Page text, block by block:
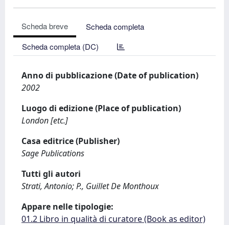
Scheda breve
Scheda completa
Scheda completa (DC)
Anno di pubblicazione (Date of publication)
2002
Luogo di edizione (Place of publication)
London [etc.]
Casa editrice (Publisher)
Sage Publications
Tutti gli autori
Strati, Antonio; P., Guillet De Monthoux
Appare nelle tipologie:
01.2 Libro in qualità di curatore (Book as editor)